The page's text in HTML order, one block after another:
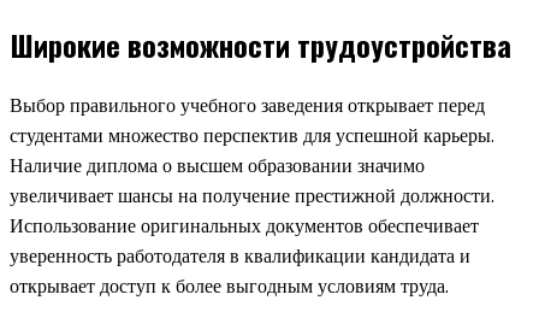
Широкие возможности трудоустройства
Выбор правильного учебного заведения открывает перед
студентами множество перспектив для успешной карьеры.
Наличие диплома о высшем образовании значимо
увеличивает шансы на получение престижной должности.
Использование оригинальных документов обеспечивает
уверенность работодателя в квалификации кандидата и
открывает доступ к более выгодным условиям труда.